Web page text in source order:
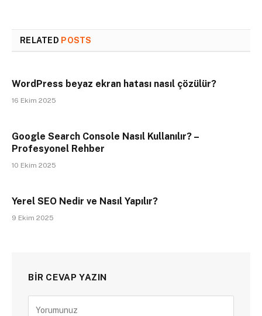
RELATED POSTS
WordPress beyaz ekran hatası nasıl çözülür?
16 Ekim 2025
Google Search Console Nasıl Kullanılır? –
Profesyonel Rehber
10 Ekim 2025
Yerel SEO Nedir ve Nasıl Yapılır?
9 Ekim 2025
BIR CEVAP YAZIN